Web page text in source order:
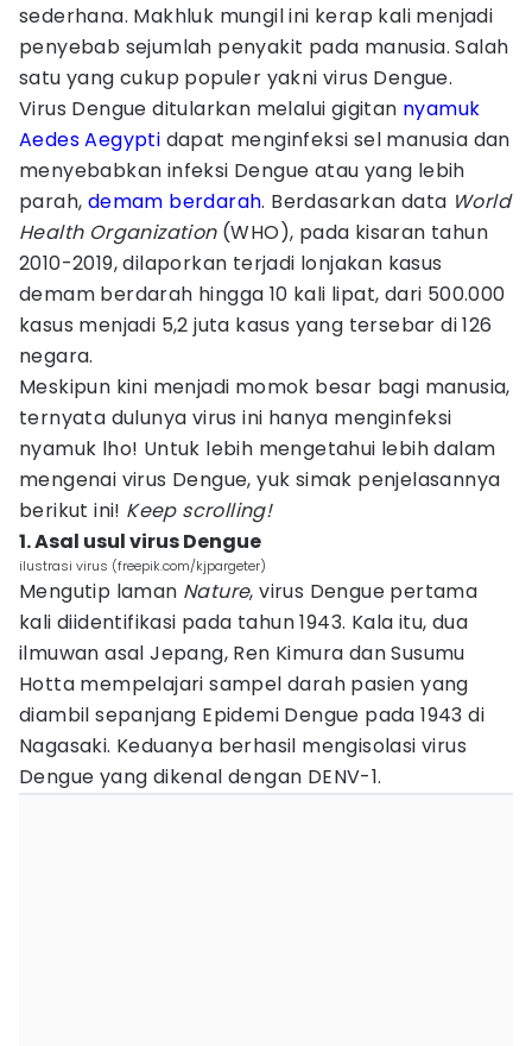
sederhana. Makhluk mungil ini kerap kali menjadi
penyebab sejumlah penyakit pada manusia. Salah
satu yang cukup populer yakni virus Dengue.
Virus Dengue ditularkan melalui gigitan nyamuk
Aedes Aegypti dapat menginfeksi sel manusia dan
menyebabkan infeksi Dengue atau yang lebih
parah, demam berdarah. Berdasarkan data World
Health Organization(WHO), pada kisaran tahun
2010-2019, dilaporkan terjadi lonjakan kasus
demam berdarah hingga 10 kali lipat, dari 500.000
kasus menjadi 5,2 juta kasus yang tersebar di 126
negara.
Meskipun kini menjadi momok besar bagi manusia,
ternyata dulunya virus ini hanya menginfeksi
nyamuk lho! Untuk lebih mengetahui lebih dalam
mengenai virus Dengue, yuk simak penjelasannya
berikut ini! Keep scrolling!
1. Asal usul virus Dengue
ilustrasi virus (freepik.com/kjpargeter)
Mengutip laman Nature, virus Dengue pertama
kali diidentifikasi pada tahun 1943. Kala itu, dua
ilmuwan asal Jepang, Ren Kimura dan Susumu
Hotta mempelajari sampel darah pasien yang
diambil sepanjang Epidemi Dengue pada 1943 di
Nagasaki. Keduanya berhasil mengisolasi virus
Dengue yang dikenal dengan DENV-1.